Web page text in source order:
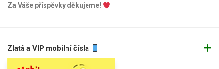
Za Váše příspěvky děkujeme!
Zlatá a VIP mobilní čísla